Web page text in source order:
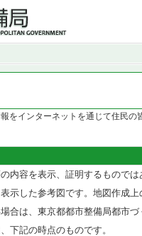
をインターネットを通じて住民
内容を表示、証明するもので
示した参考図です。地図作成
合は、東京都都市整備局都市
下記の時点のものです。